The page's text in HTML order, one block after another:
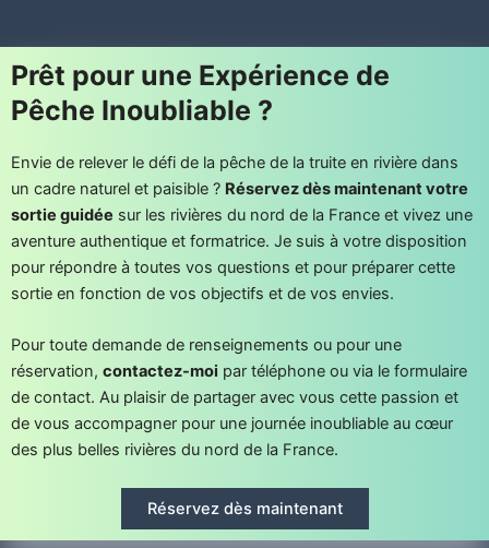
Prêt pour une Expérience de
Pêche Inoubliable ?
Envie de relever le défi de la pêche de la truite en rivière dans
un cadre naturel et paisible ? Réservez dès maintenant votre
sortie guidée sur les rivières du nord de la France et vivez une
aventure authentique et formatrice. Je suis à votre disposition
pour répondre à toutes vos questions et pour préparer cette
sortie en fonction de vos objectifs et de vos envies.
Pour toute demande de renseignements ou pour une
réservation, contactez-moi par téléphone ou via le formulaire
de contact. Au plaisir de partager avec vous cette passion et
de vous accompagner pour une journée inoubliable au cœur
des plus belles rivières du nord de la France.
Réservez dès maintenant